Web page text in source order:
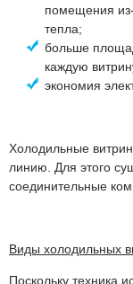
помещения из-
тепла;
больше
каждую
экономия
Холодильные
линию. Для этого
соединительные
Виды холодильных
Поскольку техника